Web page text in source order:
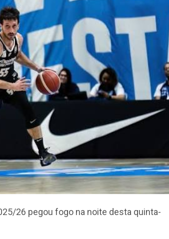
26 pegou fogo na noite desta quinta-